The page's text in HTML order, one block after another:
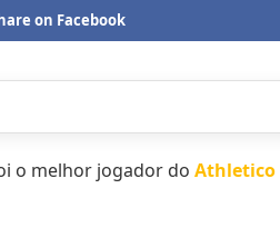
on Facebook
o melhor jogador do Athletico